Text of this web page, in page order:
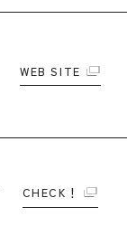
WEB SITE
CHECK！